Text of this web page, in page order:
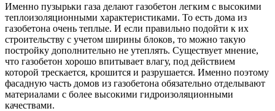
Именно пузырьки газа делают газобетон легким с высокими
теплоизоляционными характеристиками. То есть дома из
газобетона очень теплые. И если правильно подойти к их
строительству с учетом ширины блоков, то можно такую
постройку дополнительно не утеплять. Существует мнение,
что газобетон хорошо впитывает влагу, под действием
которой трескается, крошится и разрушается. Именно поэтому
фасадную часть домов из газобетона обязательно отделывают
материалами с более высокими гидроизоляционными
качествами.